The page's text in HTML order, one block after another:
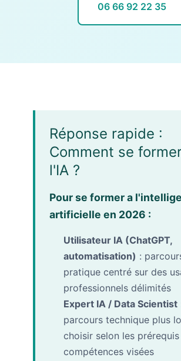
06 66 92 22 35
Réponse rapide :
Comment se
l'IA ?
Pour se former a
artificielle en 2026 :
Utilisateur IA (ChatGPT,
automatisation) :
pratique centré sur des
professionnels délimités
Expert IA / Data Scientist
parcours technique plus
choisir selon les
compétences visées